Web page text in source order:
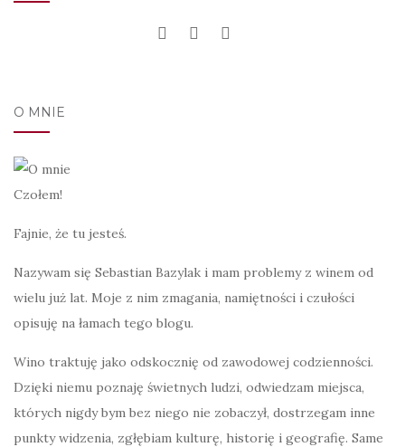
O MNIE
Czołem!
Fajnie, że tu jesteś.
Nazywam się Sebastian Bazylak i mam problemy z winem od
wielu już lat. Moje z nim zmagania, namiętności i czułości
opisuję na łamach tego blogu.
Wino traktuję jako odskocznię od zawodowej codzienności.
Dzięki niemu poznaję świetnych ludzi, odwiedzam miejsca,
których nigdy bym bez niego nie zobaczył, dostrzegam inne
punkty widzenia, zgłębiam kulturę, historię i geografię. Same